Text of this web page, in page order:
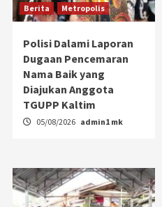
Berita Metropolis
Polisi Dalami Laporan
Dugaan Pencemaran
Nama Baik yang
Diajukan Anggota
TGUPP Kaltim
05/08/2026 admin1 mk